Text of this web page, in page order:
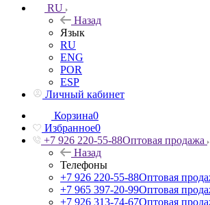
RU
Назад
Язык
RU
ENG
POR
ESP
Личный кабинет
Корзина0
Избранное0
+7 926 220-55-88Оптовая продажа
Назад
Телефоны
+7 926 220-55-88Оптовая
+7 965 397-20-99Оптовая
+7 926 313-74-67Оптовая